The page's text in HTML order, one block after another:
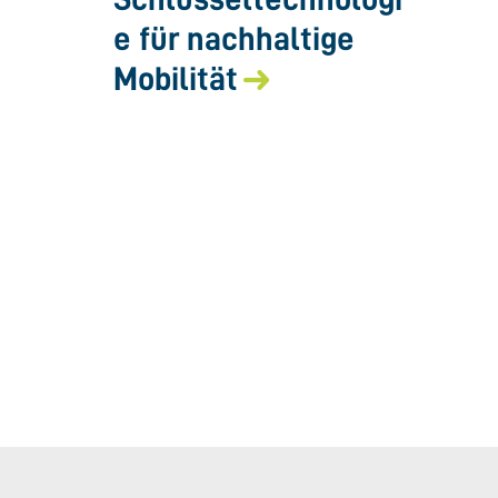
e für nachhaltige
Mobilität